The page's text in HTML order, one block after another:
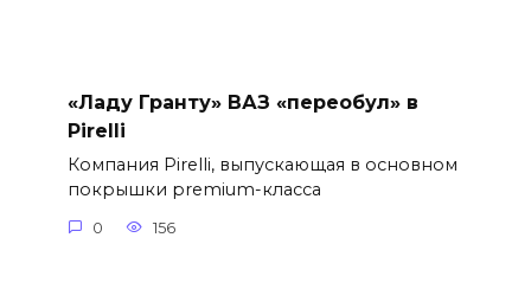
«Ладу Гранту» ВАЗ «переобул» в
Pirelli
Компания Pirelli, выпускающая в основном
покрышки premium-класса
0 156